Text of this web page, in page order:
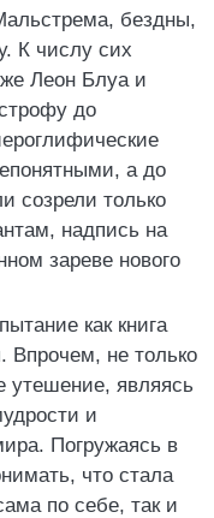
бездны,
К числу сих
Леон Блуа и
до
а до
созрели только
надпись на
зареве нового
как книга
Впрочем, не только
утешение, являясь
и
Погружаясь в
что стала
по себе, так и